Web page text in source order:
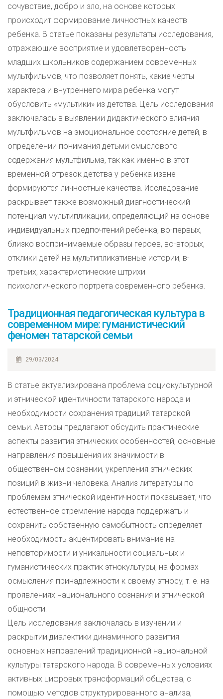
сочувствие, добро и зло, на основе которых
происходит формирование личностных качеств
ребенка. В статье показаны результаты исследования,
отражающие восприятие и удовлетворенность
младших школьников содержанием современных
мультфильмов, что позволяет понять, какие черты
характера и внутреннего мира ребенка могут
обусловить «мультики» из детства. Цель исследования
заключалась в выявлении дидактического влияния
мультфильмов на эмоциональное состояние детей, в
определении понимания детьми смыслового
содержания мультфильма, так как именно в этот
временной отрезок детства у ребенка извне
формируются личностные качества. Исследование
раскрывает также возможный диагностический
потенциал мультипликации, определяющий на основе
индивидуальных предпочтений ребенка, во-первых,
близко воспринимаемые образы героев, во-вторых,
отклики детей на мультипликативные истории, в-
третьих, характеристические штрихи
психологического портрета современного ребенка.
Традиционная педагогическая культура в
современном мире: гуманистический
феномен татарской семьи
29/03/2024
В статье актуализирована проблема социокультурной
и этнической идентичности татарского народа и
необходимости сохранения традиций татарской
семьи. Авторы предлагают обсудить практические
аспекты развития этнических особенностей, основные
направления повышения их значимости в
общественном сознании, укрепления этнических
позиций в жизни человека. Анализ литературы по
проблемам этнической идентичности показывает, что
естественное стремление народа поддержать и
сохранить собственную самобытность определяет
необходимость акцентировать внимание на
неповторимости и уникальности социальных и
гуманистических практик этнокультуры, на формах
осмысления принадлежности к своему этносу, т. е. на
проявлениях национального сознания и этнической
общности.
Цель исследования заключалась в изучении и
раскрытии диалектики динамичного развития
основных направлений традиционной национальной
культуры татарского народа. В современных условиях
активных цифровых трансформаций общества, с
помощью методов структурированного анализа,